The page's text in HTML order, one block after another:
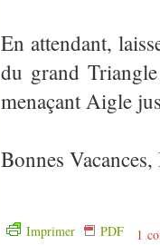
En attendant,
du grand
menaçant Aigle
Bonnes
Imprimer PDF 1